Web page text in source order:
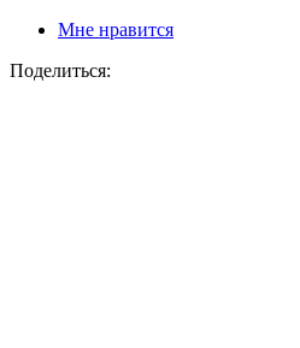
Мне нравится
Поделиться: